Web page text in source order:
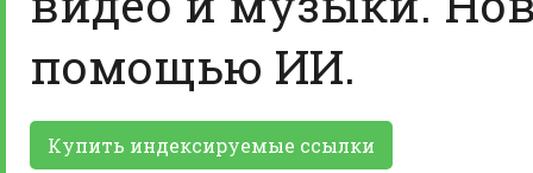
помощью ИИ.
Купить индексируемые ссылки